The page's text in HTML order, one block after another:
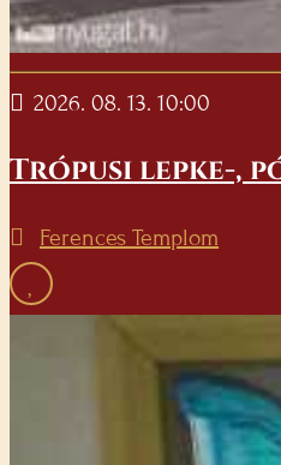
2026. 08. 13. 10:00
Trópusi lepke-,
Ferences Templom